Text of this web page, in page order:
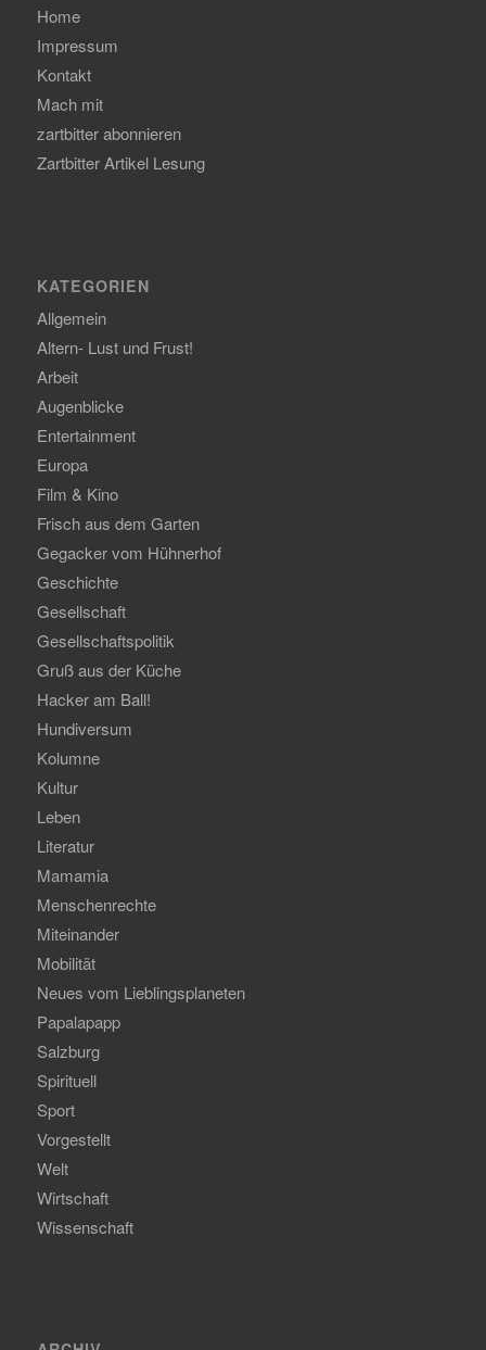
Home
Impressum
Kontakt
Mach mit
zartbitter abonnieren
Zartbitter Artikel Lesung
KATEGORIEN
Allgemein
Altern- Lust und Frust!
Arbeit
Augenblicke
Entertainment
Europa
Film & Kino
Frisch aus dem Garten
Gegacker vom Hühnerhof
Geschichte
Gesellschaft
Gesellschaftspolitik
Gruß aus der Küche
Hacker am Ball!
Hundiversum
Kolumne
Kultur
Leben
Literatur
Mamamia
Menschenrechte
Miteinander
Mobilität
Neues vom Lieblingsplaneten
Papalapapp
Salzburg
Spirituell
Sport
Vorgestellt
Welt
Wirtschaft
Wissenschaft